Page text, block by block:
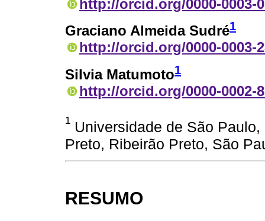
http://orcid.org/0000-0003-
Graciano Almeida Sudré1
http://orcid.org/0000-0003-
Silvia Matumoto1
http://orcid.org/0000-0002-
1 Universidade de São
Preto, Ribeirão Preto, São
RESUMO